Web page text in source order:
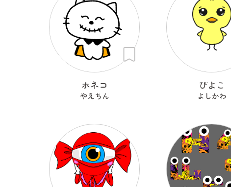
ホネコ
やえちん
ぴよこ
よしかわ